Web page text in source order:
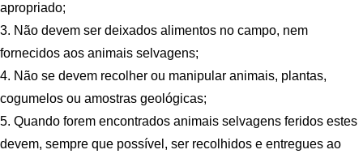
apropriado;
3. Não devem ser deixados alimentos no campo, nem
fornecidos aos animais selvagens;
4. Não se devem recolher ou manipular animais, plantas,
cogumelos ou amostras geológicas;
5. Quando forem encontrados animais selvagens feridos estes
devem, sempre que possível, ser recolhidos e entregues ao